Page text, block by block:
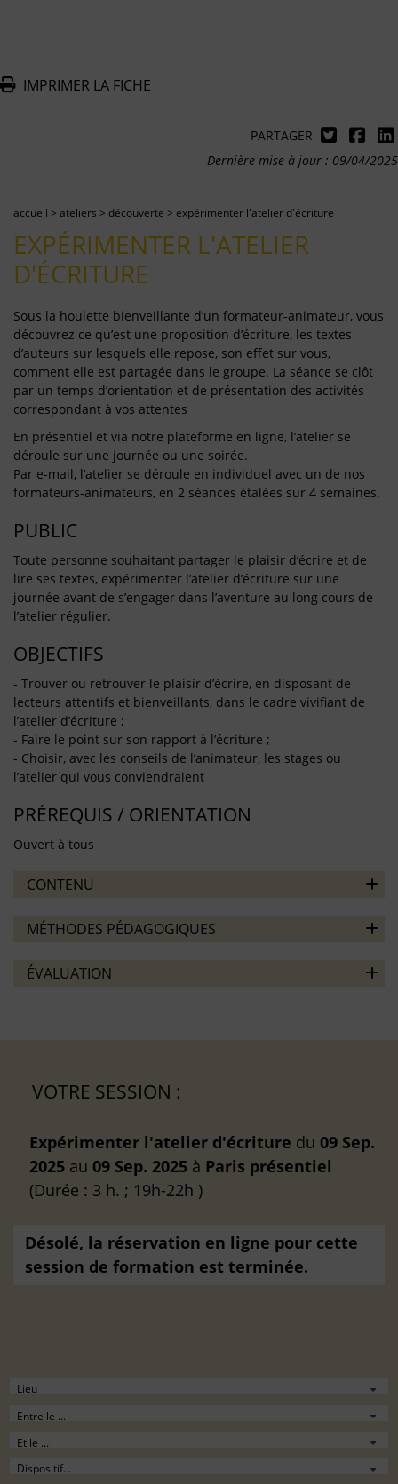
IMPRIMER LA FICHE
PARTAGER
Dernière mise à jour : 09/04/2025
accueil > ateliers > découverte > expérimenter l'atelier d'écriture
EXPÉRIMENTER L'ATELIER
D'ÉCRITURE
Sous la houlette bienveillante d’un formateur-animateur, vous
découvrez ce qu’est une proposition d’écriture, les textes
d’auteurs sur lesquels elle repose, son effet sur vous,
comment elle est partagée dans le groupe. La séance se clôt
par un temps d’orientation et de présentation des activités
correspondant à vos attentes
En présentiel et via notre plateforme en ligne, l’atelier se
déroule sur une journée ou une soirée.
Par e-mail, l’atelier se déroule en individuel avec un de nos
formateurs-animateurs, en 2 séances étalées sur 4 semaines.
PUBLIC
Toute personne souhaitant partager le plaisir d’écrire et de
lire ses textes, expérimenter l’atelier d’écriture sur une
journée avant de s’engager dans l’aventure au long cours de
l’atelier régulier.
OBJECTIFS
- Trouver ou retrouver le plaisir d’écrire, en disposant de
lecteurs attentifs et bienveillants, dans le cadre vivifiant de
l’atelier d’écriture ;
- Faire le point sur son rapport à l’écriture ;
- Choisir, avec les conseils de l’animateur, les stages ou
l’atelier qui vous conviendraient
PRÉREQUIS / ORIENTATION
Ouvert à tous
CONTENU
MÉTHODES PÉDAGOGIQUES
ÉVALUATION
VOTRE SESSION :
Expérimenter l'atelier d'écriture du 09 Sep.
2025 au 09 Sep. 2025 à Paris présentiel
(Durée : 3 h. ; 19h-22h )
Désolé, la réservation en ligne pour cette
session de formation est terminée.